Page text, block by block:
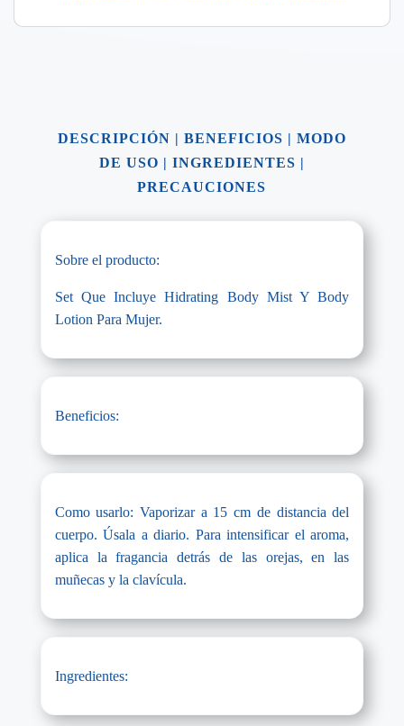
DESCRIPCIÓN | BENEFICIOS | MODO
DE USO | INGREDIENTES |
PRECAUCIONES
Sobre el producto:
Set Que Incluye Hidrating Body Mist Y Body
Lotion Para Mujer.
Beneficios:
Como usarlo: Vaporizar a 15 cm de distancia del
cuerpo. Úsala a diario. Para intensificar el aroma,
aplica la fragancia detrás de las orejas, en las
muñecas y la clavícula.
Ingredientes: